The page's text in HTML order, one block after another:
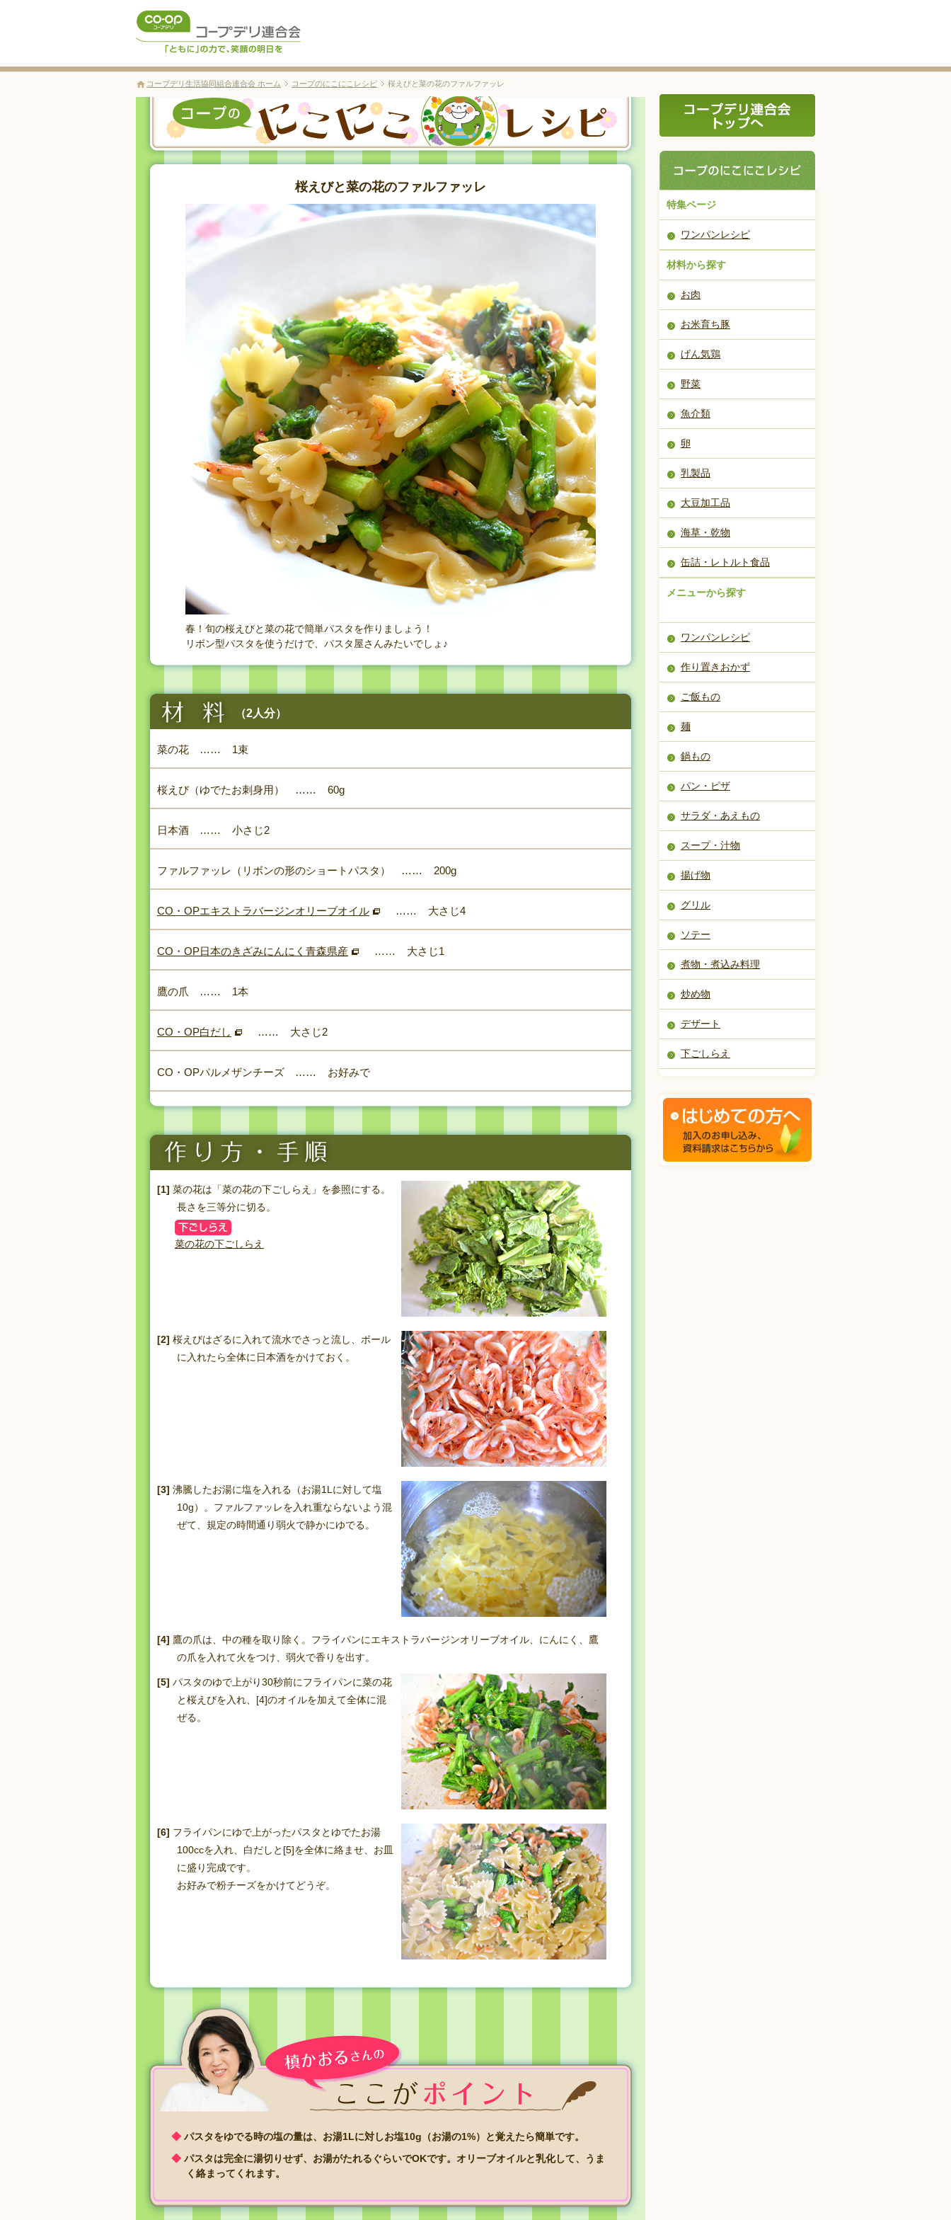
コープデリ生活協同組合連合会 ホーム コープのにこにこレシピ 桜えびと菜の花のファルファッレ
桜えびと菜の花のファルファッレ
春！旬の桜えびと菜の花で簡単パスタを作りましょう！
リボン型パスタを使うだけで、パスタ屋さんみたいでしょ♪
（2人分）
菜の花 …… 1束
桜えび（ゆでたお刺身用） …… 60g
日本酒 …… 小さじ2
ファルファッレ（リボンの形のショートパスタ） …… 200g
CO・OPエキストラバージンオリーブオイル …… 大さじ4
CO・OP日本のきざみにんにく青森県産 …… 大さじ1
鷹の爪 …… 1本
CO・OP白だし …… 大さじ2
CO・OPパルメザンチーズ …… お好みで
[1] 菜の花は「菜の花の下ごしらえ」を参照にする。
長さを三等分に切る。
菜の花の下ごしらえ
[2] 桜えびはざるに入れて流水でさっと流し、ボール
に入れたら全体に日本酒をかけておく。
[3] 沸騰したお湯に塩を入れる（お湯1Lに対して塩
10g）。ファルファッレを入れ重ならないよう混
ぜて、規定の時間通り弱火で静かにゆでる。
[4] 鷹の爪は、中の種を取り除く。フライパンにエキストラバージンオリーブオイル、にんにく、鷹
の爪を入れて火をつけ、弱火で香りを出す。
[5] パスタのゆで上がり30秒前にフライパンに菜の花
と桜えびを入れ、[4]のオイルを加えて全体に混
ぜる。
[6] フライパンにゆで上がったパスタとゆでたお湯
100ccを入れ、白だしと[5]を全体に絡ませ、お皿
に盛り完成です。
お好みで粉チーズをかけてどうぞ。
◆ パスタをゆでる時の塩の量は、お湯1Lに対しお塩10g（お湯の1%）と覚えたら簡単です。
◆ パスタは完全に湯切りせず、お湯がたれるぐらいでOKです。オリーブオイルと乳化して、うま
く絡まってくれます。
特集ページ
ワンパンレシピ
材料から探す
お肉
お米育ち豚
げん気鶏
野菜
魚介類
卵
乳製品
大豆加工品
海草・乾物
缶詰・レトルト食品
メニューから探す
ワンパンレシピ
作り置きおかず
ご飯もの
麺
鍋もの
パン・ピザ
サラダ・あえもの
スープ・汁物
揚げ物
グリル
ソテー
煮物・煮込み料理
炒め物
デザート
下ごしらえ